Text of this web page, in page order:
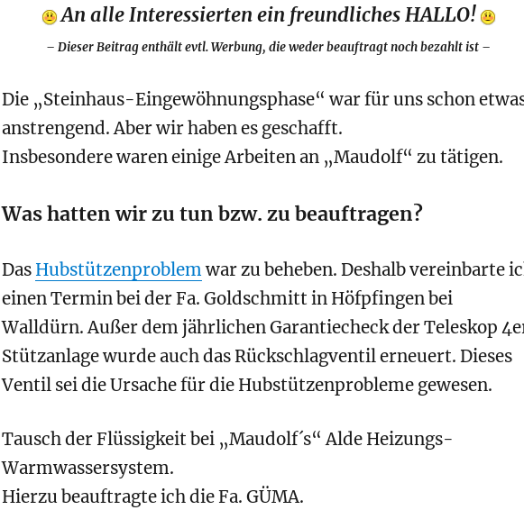
An alle Interessierten ein freundliches HALLO!
–Dieser Beitrag enthält evtl. Werbung, die weder beauftragt noch bezahlt ist –
Die „Steinhaus-Eingewöhnungsphase“ war für uns schon
anstrengend. Aber wir haben es geschafft.
Insbesondere waren einige Arbeiten an „Maudolf“ zu tätigen.
Was hatten wir zu tun bzw. zu beauftragen?
Das Hubstützenproblemwar zu beheben. Deshalb vereinbarte
einen Termin bei der Fa. Goldschmitt in Höfpfingen bei
Walldürn. Außer dem jährlichen Garantiecheck der Teleskop
Stützanlage wurde auch das Rückschlagventil erneuert. Dieses
Ventil sei die Ursache für die Hubstützenprobleme gewesen.
Tausch der Flüssigkeit bei „Maudolf´s“ Alde Heizungs-
Warmwassersystem.
Hierzu beauftragte ich die Fa. GÜMA.